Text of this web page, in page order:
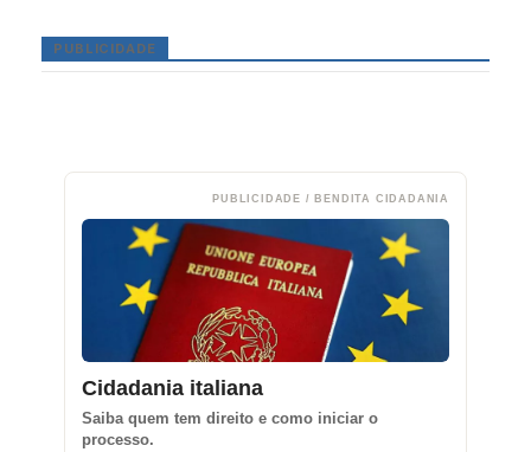
PUBLICIDADE
PUBLICIDADE / BENDITA CIDADANIA
Cidadania italiana
Saiba quem tem direito e como iniciar o
processo.